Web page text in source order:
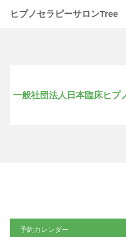
ヒプノセラピーサロンTree
一般社団法人日本臨床ヒプ
予約カレンダー
セラピスト紹介